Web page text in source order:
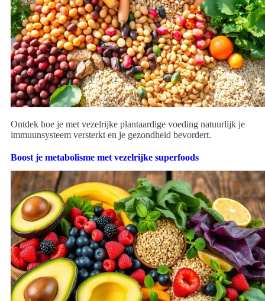
Ontdek hoe je met vezelrijke plantaardige voeding natuurlijk je
immuunsysteem versterkt en je gezondheid bevordert.
Boost je metabolisme met vezelrijke superfoods